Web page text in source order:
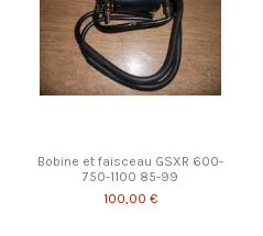
Bobine et faisceau GSXR 600-
750-1100 85-99
100,00 €